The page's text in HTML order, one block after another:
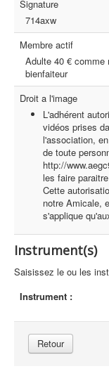
Signature
714axw
Membre actif
Adulte 40 € comme
bienfaiteur
Droit a l'image
L'adhérent
vidéos prises
l'association,
de toute
http://
les faire
Cette
notre Amicale,
s'applique
Instrument(s)
Saisissez le ou les
Instrument :
Retour